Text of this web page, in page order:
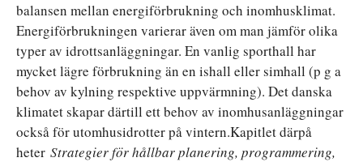
balansen mellan energiförbrukning och inomhusklimat.
Energiförbrukningen varierar även om man jämför olika
typer av idrottsanläggningar. En vanlig sporthall har
mycket lägre förbrukning än en ishall eller simhall (p g a
behov av kylning respektive uppvärmning). Det danska
klimatet skapar därtill ett behov av inomhusanläggningar
också för utomhusidrotter på vintern.Kapitlet därpå
heter Strategier för hållbar planering, programmering,